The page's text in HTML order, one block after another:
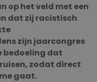
op het veld met een
dat zij racistisch
zijn jaarcongres
bedoeling dat
zodat direct
gaat.